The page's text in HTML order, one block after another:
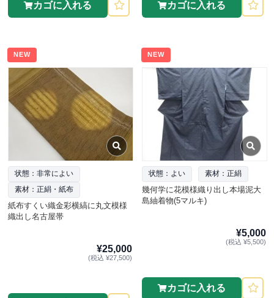
カゴに入れる カゴに入れる
NEW
状態：非常によい
素材：正絹・紙布
紙布すくい織金彩横縞に丸文模様
織出し名古屋帯
¥25,000
(税込 ¥27,500)
NEW
状態：よい 素材：正絹
幾何学に花模様織り出し本場泥大
島紬着物(5マルキ)
¥5,000
(税込 ¥5,500)
カゴに入れる